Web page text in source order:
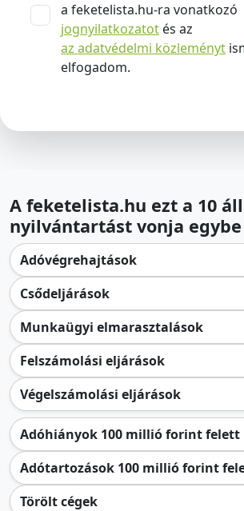
a feketelista.hu-ra vonatkozó
jognyilatkozatot és az
az adatvédelmi közleményt
elfogadom.
A feketelista.hu ezt a 10
nyilvántartást vonja egybe
Adóvégrehajtások
Csődeljárások
Munkaügyi elmarasztalások
Felszámolási eljárások
Végelszámolási eljárások
Adóhiányok 100 millió forint felett
Adótartozások 100 millió forint
Törölt cégek